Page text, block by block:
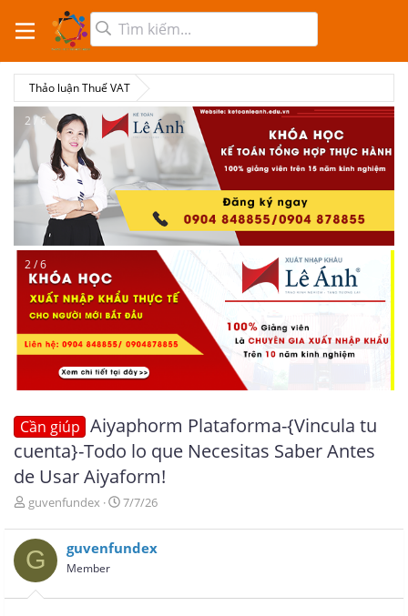
Thảo luận Thuế VAT
2 / 6
2 / 6
Cần giúp Aiyaphorm Plataforma-{Vincula tu
cuenta}-Todo lo que Necesitas Saber Antes
de Usar Aiyaform!
T
r
e
a
d
s
guvenfundex
N
à
y
i
7/7/26
G guvenfundex
Member